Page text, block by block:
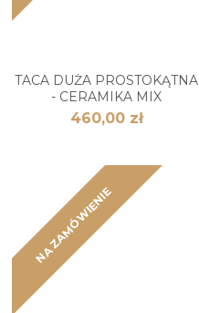
TACA DUŻA PROSTOKĄTNA
- CERAMIKA MIX
460,00 zł
NA ZAMÓWIENIE